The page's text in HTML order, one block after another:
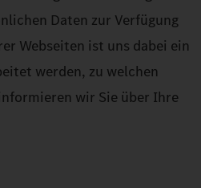
Daten zur Verfügung
Webseiten ist uns dabei ein
werden, zu welchen
wir Sie über Ihre